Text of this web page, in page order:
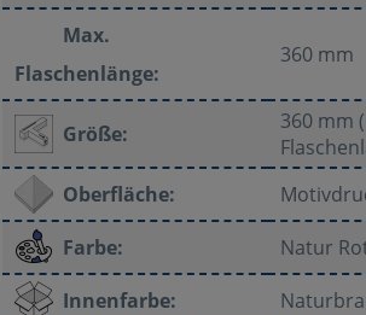
Max.
Flaschenlänge:
360 mm
Größe:
360 mm
Oberfläche:
Farbe:
Natur
Innenfarbe: